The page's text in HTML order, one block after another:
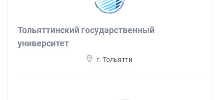
Тольяттинский государственный
университет
г. Тольятти